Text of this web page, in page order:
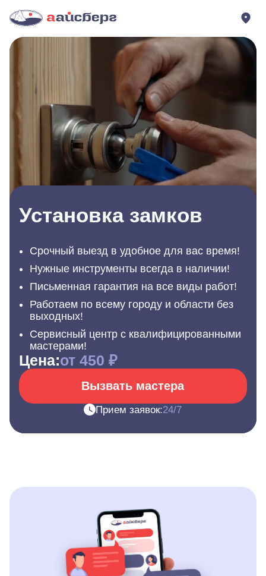
Установка замков
Срочный выезд в удобное для вас время!
Нужные инструменты всегда в наличии!
Письменная гарантия на все виды работ!
Работаем по всему городу и области без
выходных!
Сервисный центр с квалифицированными
мастерами!
Цена:от 450 ₽
Вызвать мастера
Прием заявок:24/7